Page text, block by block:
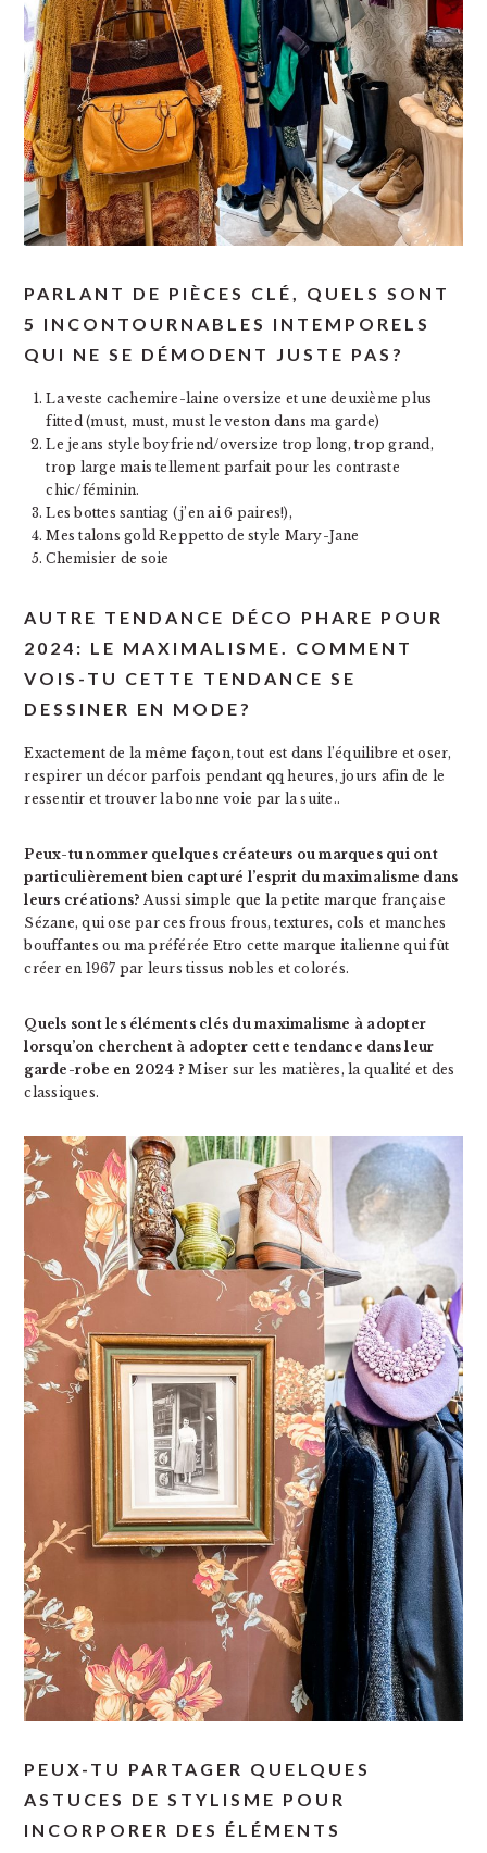
PARLANT DE PIÈCES CLÉ, QUELS SONT
5 INCONTOURNABLES INTEMPORELS
QUI NE SE DÉMODENT JUSTE PAS?
La veste cachemire-laine oversize et une deuxième plus
fitted (must, must, must le veston dans ma garde)
Le jeans style boyfriend/oversize trop long, trop grand,
trop large mais tellement parfait pour les contraste
chic/féminin.
Les bottes santiag (j’en ai 6 paires!),
Mes talons gold Reppetto de style Mary-Jane
Chemisier de soie
AUTRE TENDANCE DÉCO PHARE POUR
2024: LE MAXIMALISME. COMMENT
VOIS-TU CETTE TENDANCE SE
DESSINER EN MODE?
Exactement de la même façon, tout est dans l’équilibre et oser,
respirer un décor parfois pendant qq heures, jours afin de le
ressentir et trouver la bonne voie par la suite..
Peux-tu nommer quelques créateurs ou marques qui ont
particulièrement bien capturé l’esprit du maximalisme dans
leurs créations? Aussi simple que la petite marque française
Sézane, qui ose par ces frous frous, textures, cols et manches
bouffantes ou ma préférée Etro cette marque italienne qui fût
créer en 1967 par leurs tissus nobles et colorés.
Quels sont les éléments clés du maximalisme à adopter
lorsqu’on cherchent à adopter cette tendance dans leur
garde-robe en 2024 ? Miser sur les matières, la qualité et des
classiques.
PEUX-TU PARTAGER QUELQUES
ASTUCES DE STYLISME POUR
INCORPORER DES ÉLÉMENTS